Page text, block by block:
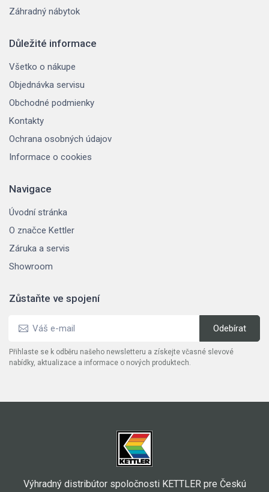
Záhradný nábytok
Důležité informace
Všetko o nákupe
Objednávka servisu
Obchodné podmienky
Kontakty
Ochrana osobných údajov
Informace o cookies
Navigace
Úvodní stránka
O značce Kettler
Záruka a servis
Showroom
Zůstaňte ve spojení
Přihlaste se k odběru našeho newsletteru a získejte včasné slevové
nabídky, aktualizace a informace o nových produktech.
Výhradný distribútor spoločnosti KETTLER pre Českú